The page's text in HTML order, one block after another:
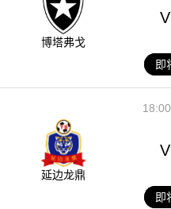
博塔弗戈
V
即
18:00
延边龙鼎
V
即